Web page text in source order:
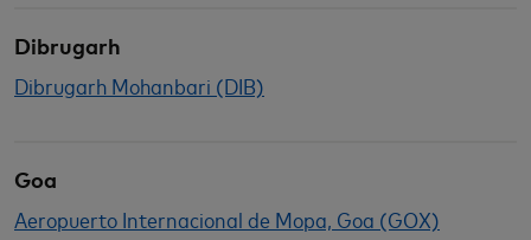
Dibrugarh
Dibrugarh Mohanbari (DIB)
Goa
Aeropuerto Internacional de Mopa, Goa (GOX)